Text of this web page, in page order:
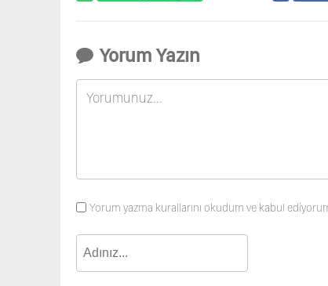
Yorum Yazın
Yorum yazma kurallarını okudum ve kabul